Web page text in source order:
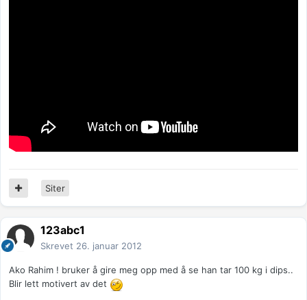
Siter
123abc1
Skrevet 26. januar 2012
Ako Rahim ! bruker å gire meg opp med å se han tar 100 kg i dips..
Blir lett motivert av det